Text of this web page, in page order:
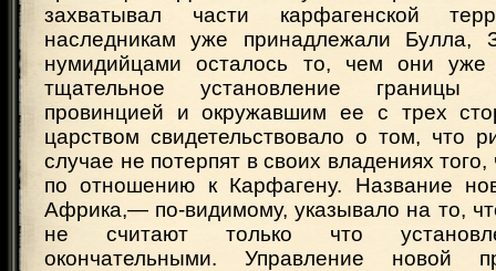
захватывал части карфагенской
наследникам уже принадлежали Булла,
нумидийцами осталось то, чем они уже
тщательное установление границы
провинцией и окружавшим ее с трех
царством свидетельствовало о том, что
случае не потерпят в своих владениях
по отношению к Карфагену. Название
Африка,— по-видимому, указывало на то,
не считают только что
окончательными. Управление новой